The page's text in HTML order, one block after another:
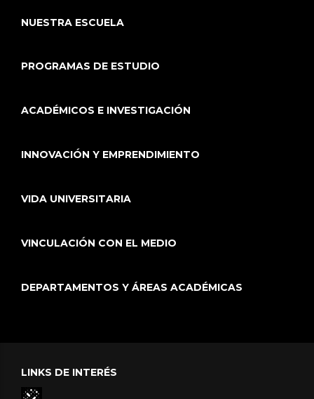
NUESTRA ESCUELA
PROGRAMAS DE ESTUDIO
ACADÉMICOS E INVESTIGACIÓN
INNOVACIÓN Y EMPRENDIMIENTO
VIDA UNIVERSITARIA
VINCULACIÓN CON EL MEDIO
DEPARTAMENTOS Y ÁREAS ACADÉMICAS
LINKS DE INTERÉS